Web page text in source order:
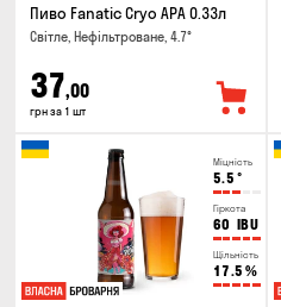
Пиво Fanatic Cryo APA 0.33л
Світле, Нефільтроване, 4.7°
37,00
грн за 1 шт
Міцність
5.5 °
Гіркота
60 IBU
Щільність
17.5 %